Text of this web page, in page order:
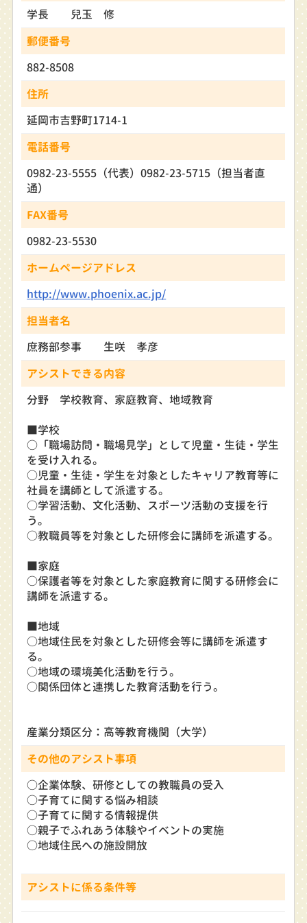
学長 兒玉 修
郵便番号
882-8508
住所
延岡市吉野町1714-1
電話番号
0982-23-5555（代表）0982-23-5715（担当者直
通）
FAX番号
0982-23-5530
ホームページアドレス
http://www.phoenix.ac.jp/
担当者名
庶務部参事 生咲 孝彦
アシストできる内容
分野 学校教育、家庭教育、地域教育
■学校
○「職場訪問・職場見学」として児童・生徒・学生
を受け入れる。
○児童・生徒・学生を対象としたキャリア教育等に
社員を講師として派遣する。
○学習活動、文化活動、スポーツ活動の支援を行
う。
○教職員等を対象とした研修会に講師を派遣する。
■家庭
○保護者等を対象とした家庭教育に関する研修会に
講師を派遣する。
■地域
○地域住民を対象とした研修会等に講師を派遣す
る。
○地域の環境美化活動を行う。
○関係団体と連携した教育活動を行う。
産業分類区分：高等教育機関（大学）
その他のアシスト事項
○企業体験、研修としての教職員の受入
○子育てに関する悩み相談
○子育てに関する情報提供
○親子でふれあう体験やイベントの実施
○地域住民への施設開放
アシストに係る条件等